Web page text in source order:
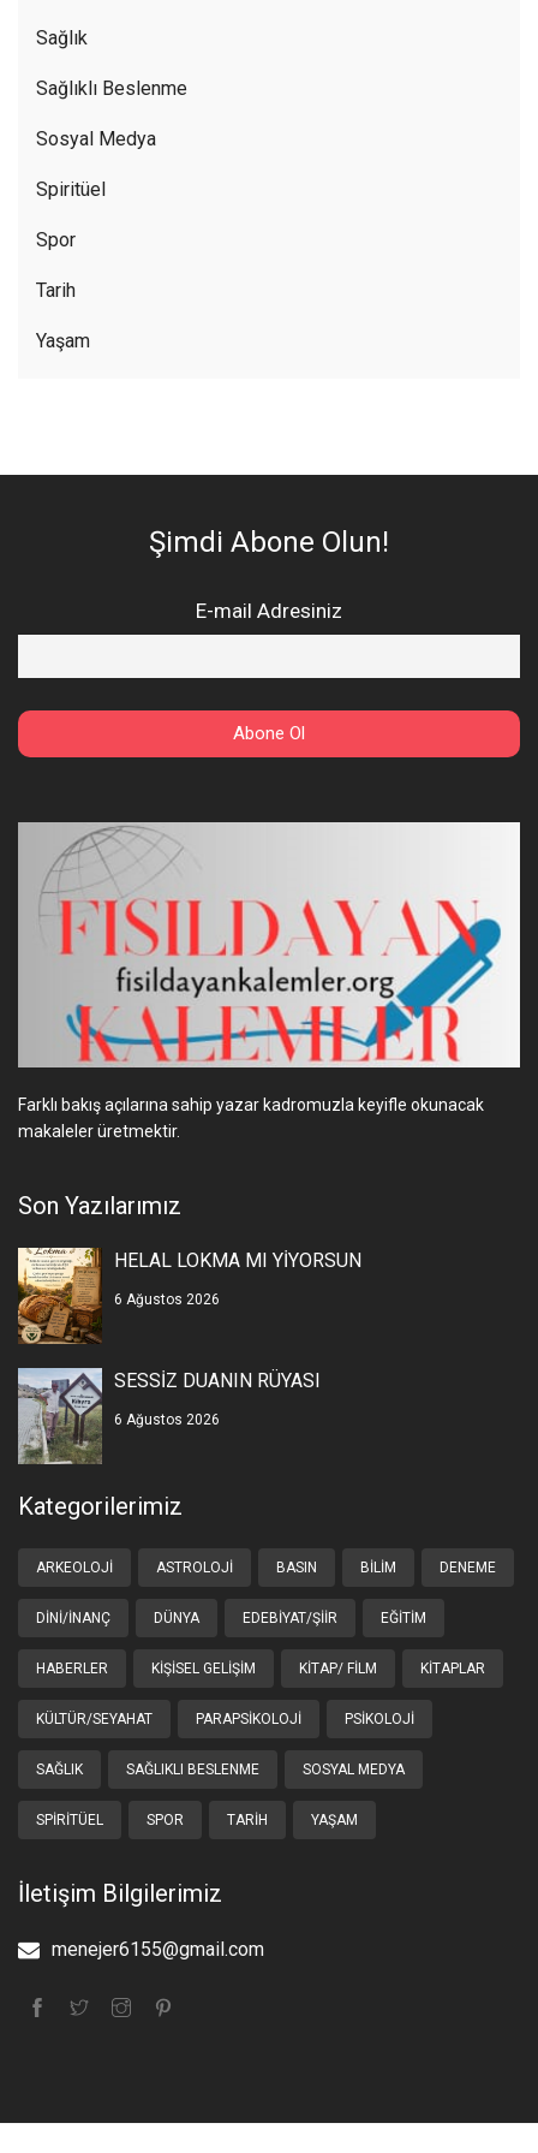
Sağlık
Sağlıklı Beslenme
Sosyal Medya
Spiritüel
Spor
Tarih
Yaşam
Şimdi Abone Olun!
E-mail Adresiniz
Farklı bakış açılarına sahip yazar kadromuzla keyifle okunacak
makaleler üretmektir.
Son Yazılarımız
HELAL LOKMA MI YİYORSUN
6 Ağustos 2026
SESSİZ DUANIN RÜYASI
6 Ağustos 2026
Kategorilerimiz
ARKEOLOJI ASTROLOJI BASIN BILIM DENEME
DINI/İNANÇ DÜNYA EDEBIYAT/ŞIIR EĞITIM
HABERLER KIŞISEL GELIŞIM KITAP/ FILM KITAPLAR
KÜLTÜR/SEYAHAT PARAPSIKOLOJI PSIKOLOJI
SAĞLIK SAĞLIKLI BESLENME SOSYAL MEDYA
SPIRITÜEL SPOR TARIH YAŞAM
İletişim Bilgilerimiz
menejer6155@gmail.com